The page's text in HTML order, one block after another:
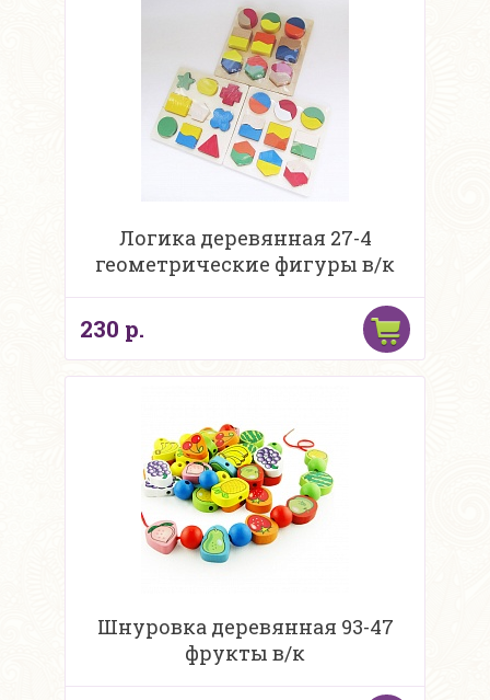
Логика деревянная 27-4
геометрические фигуры в/к
230 р.
Шнуровка деревянная 93-47
фрукты в/к